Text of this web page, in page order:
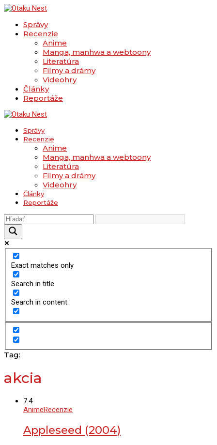
Správy
Recenzie
Anime
Manga, manhwa a webtoony
Literatúra
Filmy a drámy
Videohry
Články
Reportáže
Správy
Recenzie
Anime
Manga, manhwa a webtoony
Literatúra
Filmy a drámy
Videohry
Články
Reportáže
Exact matches only
Search in title
Search in content
Tag:
akcia
7.4
AnimeRecenzie
Appleseed (2004)